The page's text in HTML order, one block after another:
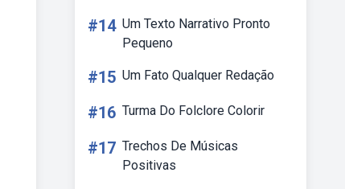
#14 Um Texto Narrativo Pronto
Pequeno
#15 Um Fato Qualquer Redação
#16 Turma Do Folclore Colorir
#17 Trechos De Músicas
Positivas